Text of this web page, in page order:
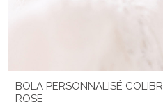
BOLA PERSONNALISÉ COLIBRI
ROSE